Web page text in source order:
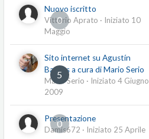
0
Nuovo iscritto
Vittorio Aprato · Iniziato 10
Maggio
5
Sito internet su Agustín
Barrios a cura di Mario Serio
Mario Serio · Iniziato 4 Giugno
2009
0
Presentazione
Damis672 · Iniziato 25 Aprile